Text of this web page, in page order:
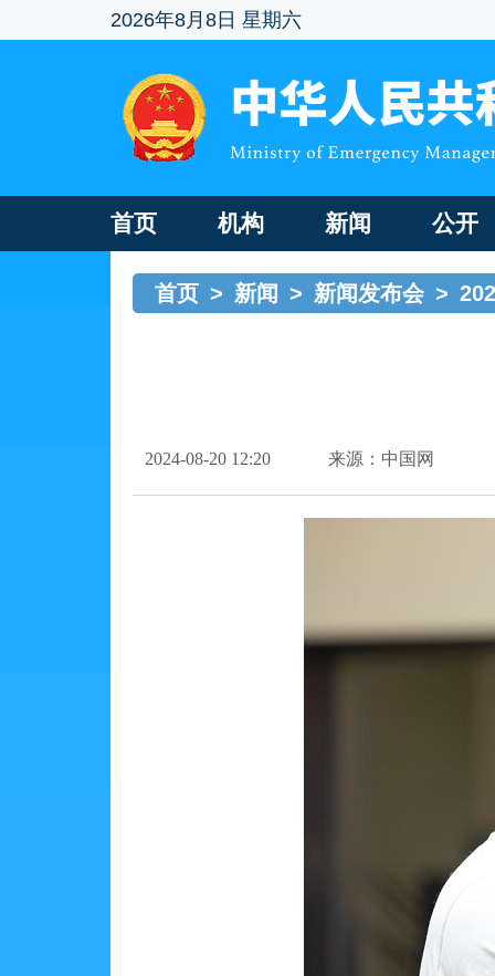
2026年8月8日 星期六
首页 机构 新闻 公开
首页 > 新闻 > 新闻发布会 >
2024-08-20 12:20 来源：中国网